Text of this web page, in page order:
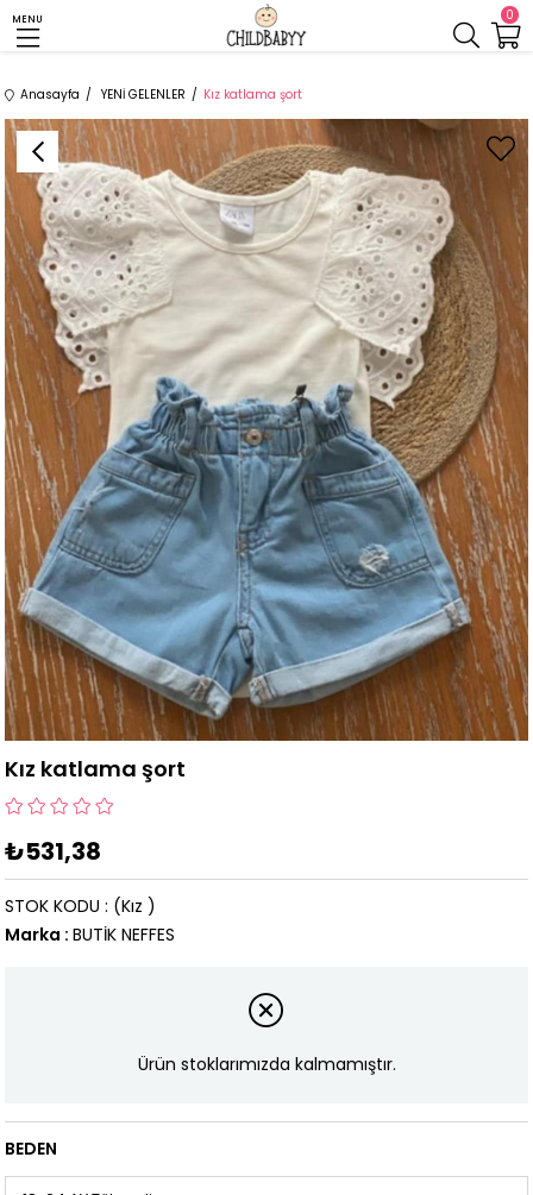
0
MENU
Anasayfa YENİ GELENLER Kız katlama şort
Kız katlama şort
₺531,38
(Kız )
STOK KODU
Marka : BUTİK NEFFES
Ürün stoklarımızda kalmamıştır.
BEDEN